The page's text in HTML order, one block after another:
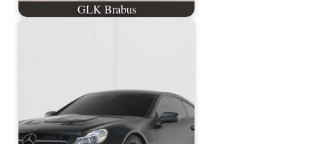
GLK Brabus